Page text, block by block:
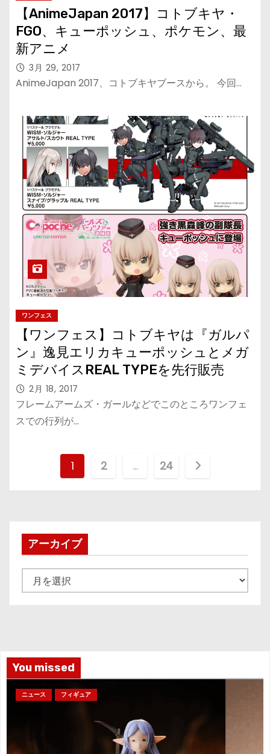
【AnimeJapan 2017】コトブキヤ・
FGO、キューポッシュ、ポケモン、最
新アニメ
3月 29, 2017
AnimeJapan 2017、コトブキヤブースから。 今回…
ワンフェス
【ワンフェス】コトブキヤは『ガルパ
ン』逸見エリカキューポッシュとメガ
ミデバイスREAL TYPEを先行販売
2月 18, 2017
フレームアームズ・ガールなどでこのところワンフェ
スでの行列が…
投
ペ
ー
ジ
1 2 … 24
アーカイブ
ー
You missed
ニュース フィギュア